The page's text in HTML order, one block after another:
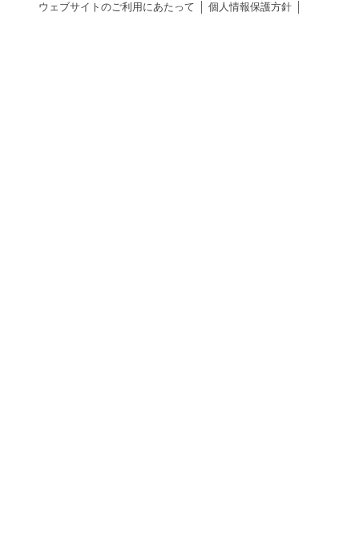
ウェブサイトのご利用にあたって 個人情報保護方針